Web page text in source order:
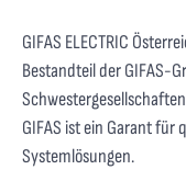
GIFAS ELECTRIC
Bestandteil der GIFAS-
GIFAS ist ein Garant
Systemlösungen.